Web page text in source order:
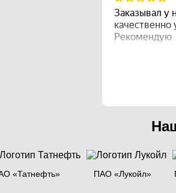
«Татнефть» ПАО «Лукойл»